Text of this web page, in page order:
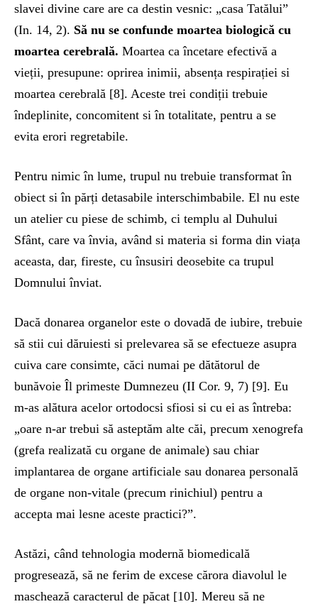
slavei divine care are ca destin vesnic: „casa Tatălui”
(In. 14, 2). Să nu se confunde moartea biologică cu
moartea cerebrală. Moartea ca încetare efectivă a
vieții, presupune: oprirea inimii, absența respirației si
moartea cerebrală [8]. Aceste trei condiții trebuie
îndeplinite, concomitent si în totalitate, pentru a se
evita erori regretabile.
Pentru nimic în lume, trupul nu trebuie transformat în
obiect si în părți detasabile interschimbabile. El nu este
un atelier cu piese de schimb, ci templu al Duhului
Sfânt, care va învia, având si materia si forma din viața
aceasta, dar, fireste, cu însusiri deosebite ca trupul
Domnului înviat.
Dacă donarea organelor este o dovadă de iubire, trebuie
să stii cui dăruiesti si prelevarea să se efectueze asupra
cuiva care consimte, căci numai pe dătătorul de
bunăvoie Îl primeste Dumnezeu (II Cor. 9, 7) [9]. Eu
m-as alătura acelor ortodocsi sfiosi si cu ei as întreba:
„oare n-ar trebui să asteptăm alte căi, precum xenogrefa
(grefa realizată cu organe de animale) sau chiar
implantarea de organe artificiale sau donarea personală
de organe non-vitale (precum rinichiul) pentru a
accepta mai lesne aceste practici?”.
Astăzi, când tehnologia modernă biomedicală
progresează, să ne ferim de excese cărora diavolul le
maschează caracterul de păcat [10]. Mereu să ne